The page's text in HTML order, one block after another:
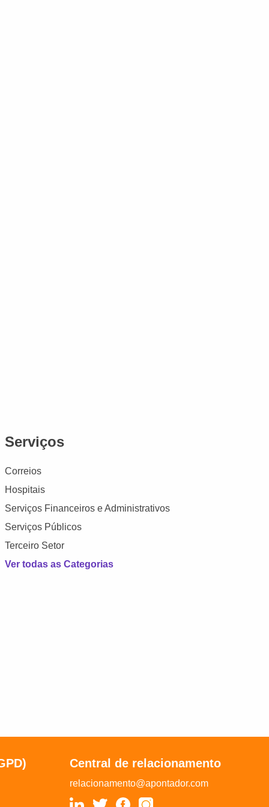
Serviços
Correios
Hospitais
Serviços Financeiros e Administrativos
Serviços Públicos
Terceiro Setor
Ver todas as Categorias
Central de relacionamento
relacionamento@apontador.com